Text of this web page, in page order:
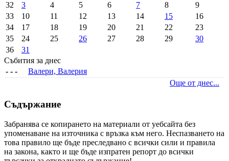
32
3 4 5 6 7 8
9
33
10 11 12 13 14 15
16
34
17 18 19 20 21 22
23
35
24 25 26 27 28 29
30
36
31
Събития за днес
- - -
Валери, Валерия
Още от днес...
Съдържание
Забранява се копирането на материали от уебсайта без
упоменаване на източника с връзка към него. Неспазването на
това правило ще бъде преследвано с всички сили и правила
на закона, както и ще бъде изпратен репорт до всички